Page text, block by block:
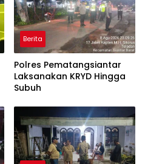
Berita
Polres Pematangsiantar
Laksanakan KRYD Hingga
Subuh